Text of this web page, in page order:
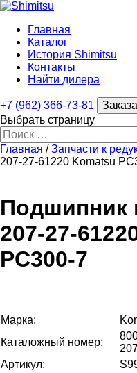
Главная
Каталог
История Shimitsu
Контакты
Найти дилера
+7 (962) 366-73-81
Выбрать страницу
Главная /Запчасти к
207-27-61220 Komatsu
Подшипник
207-27-
PC300-7
Марка:
Каталожный номер:
Артикул: